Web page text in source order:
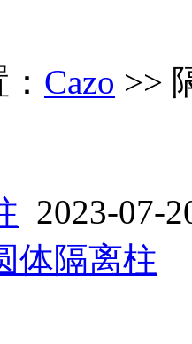
Cazo >>
2023-07-
体隔离柱